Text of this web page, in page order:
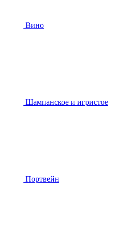
Вино
Шампанское и игристое
Портвейн